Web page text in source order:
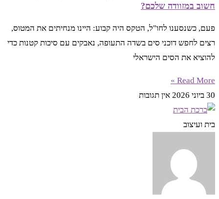
חשוב במזוודה שלכם?
פעם, כשנסענו לחו"ל, הטקס היה קבוע: היינו מנחיתים את המטוס,
רצים לחפש דוכני סים בשדה התעופה, נאבקים עם סיכות קטנות כדי
להוציא את הסים הישראלי
Read More »
30 ביוני 2026
אין תגובות
בית ועיצוב